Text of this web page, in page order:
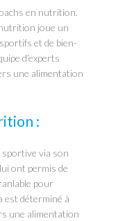
en nutrition.
joue un
et de bien-
d’experts
une alimentation
:
via son
ont permis de
pour
est déterminé à
une alimentation